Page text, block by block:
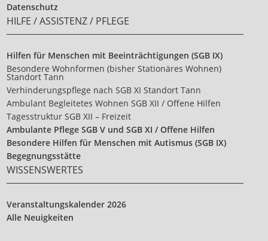
Datenschutz
HILFE / ASSISTENZ / PFLEGE
Hilfen für Menschen mit Beeinträchtigungen (SGB IX)
Besondere Wohnformen (bisher Stationäres Wohnen)
Standort Tann
Verhinderungspflege nach SGB XI Standort Tann
Ambulant Begleitetes Wohnen SGB XII / Offene Hilfen
Tagesstruktur SGB XII – Freizeit
Ambulante Pflege SGB V und SGB XI / Offene Hilfen
Besondere Hilfen für Menschen mit Autismus (SGB IX)
Begegnungsstätte
WISSENSWERTES
Veranstaltungskalender 2026
Alle Neuigkeiten